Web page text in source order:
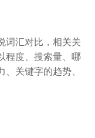
词汇对比，相关关
程度、搜索量、哪
关键字的趋势、